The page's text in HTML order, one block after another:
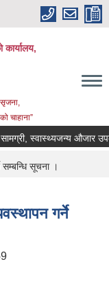
कार्यालय,
सृजना,
चाहाना”
स्वास्थ्यजन्य औजार
सम्बन्धि सूचना ।
गर्ने